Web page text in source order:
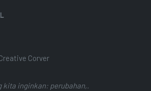
Corver
kita inginkan: perubahan,.